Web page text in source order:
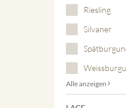
Riesling
Silvaner
Alle anzeigen